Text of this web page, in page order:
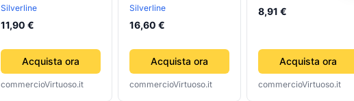
demolizioni codolo
universale 5 p.zi
Silverline
11,90 €
Acquista ora
commercioVirtuoso.it
per lavori di
demolizione offerta
silverline
Silverline
16,60 €
Acquista ora
commercioVirtuoso.it
asciugatrice Candy
Hoover Zw 7uF
8,91 €
Acquista ora
commercioVirtuoso.it